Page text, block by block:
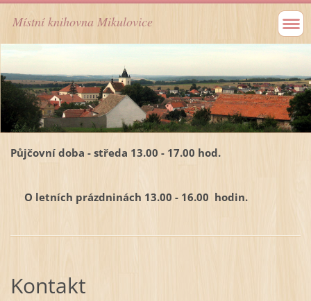
Místní knihovna Mikulovice
Půjčovní doba - středa 13.00 - 17.00 hod.
O letních prázdninách 13.00 - 16.00 hodin.
Kontakt